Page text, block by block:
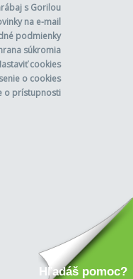
s Gorilou
na e-mail
podmienky
súkromia
cookies
o cookies
o prístupnosti
Hľadáš pomoc?